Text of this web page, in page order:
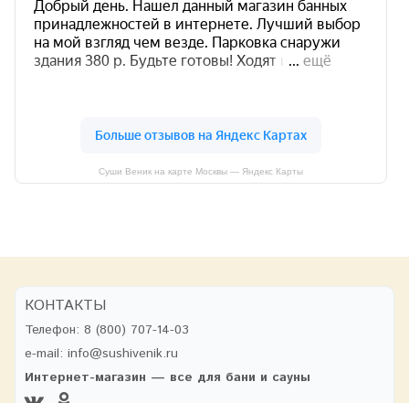
Суши Веник на карте Москвы — Яндекс Карты
КОНТАКТЫ
Телефон: 8 (800) 707-14-03
e-mail: info@sushivenik.ru
Интернет-магазин — все для бани и сауны